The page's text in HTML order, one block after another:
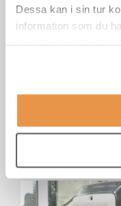
Dessa kan i sin tur
information som du